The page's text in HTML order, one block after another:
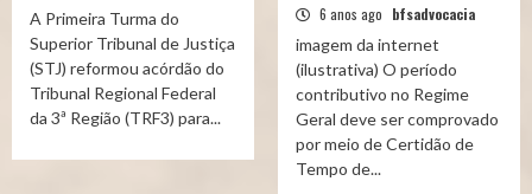
A Primeira Turma do
Superior Tribunal de Justiça
(STJ) reformou acórdão do
Tribunal Regional Federal
da 3ª Região (TRF3) para...
6 anos ago bfsadvocacia
imagem da internet
(ilustrativa) O período
contributivo no Regime
Geral deve ser comprovado
por meio de Certidão de
Tempo de...